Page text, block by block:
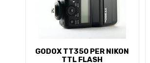
GODOX TT350 PER NIKON
TTL FLASH